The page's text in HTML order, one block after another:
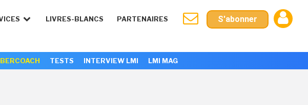
LIVRES-BLANCS PARTENAIRES S'abonner
TESTS INTERVIEW LMI LMI MAG